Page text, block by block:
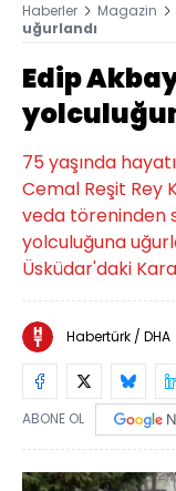
Haberler Magazin
uğurlandı
Edip
75 yaşında
Cemal Reşit Rey
veda töreninden
yolculuğuna
Üsküdar'daki
Habertürk / DHA
ABONE OL